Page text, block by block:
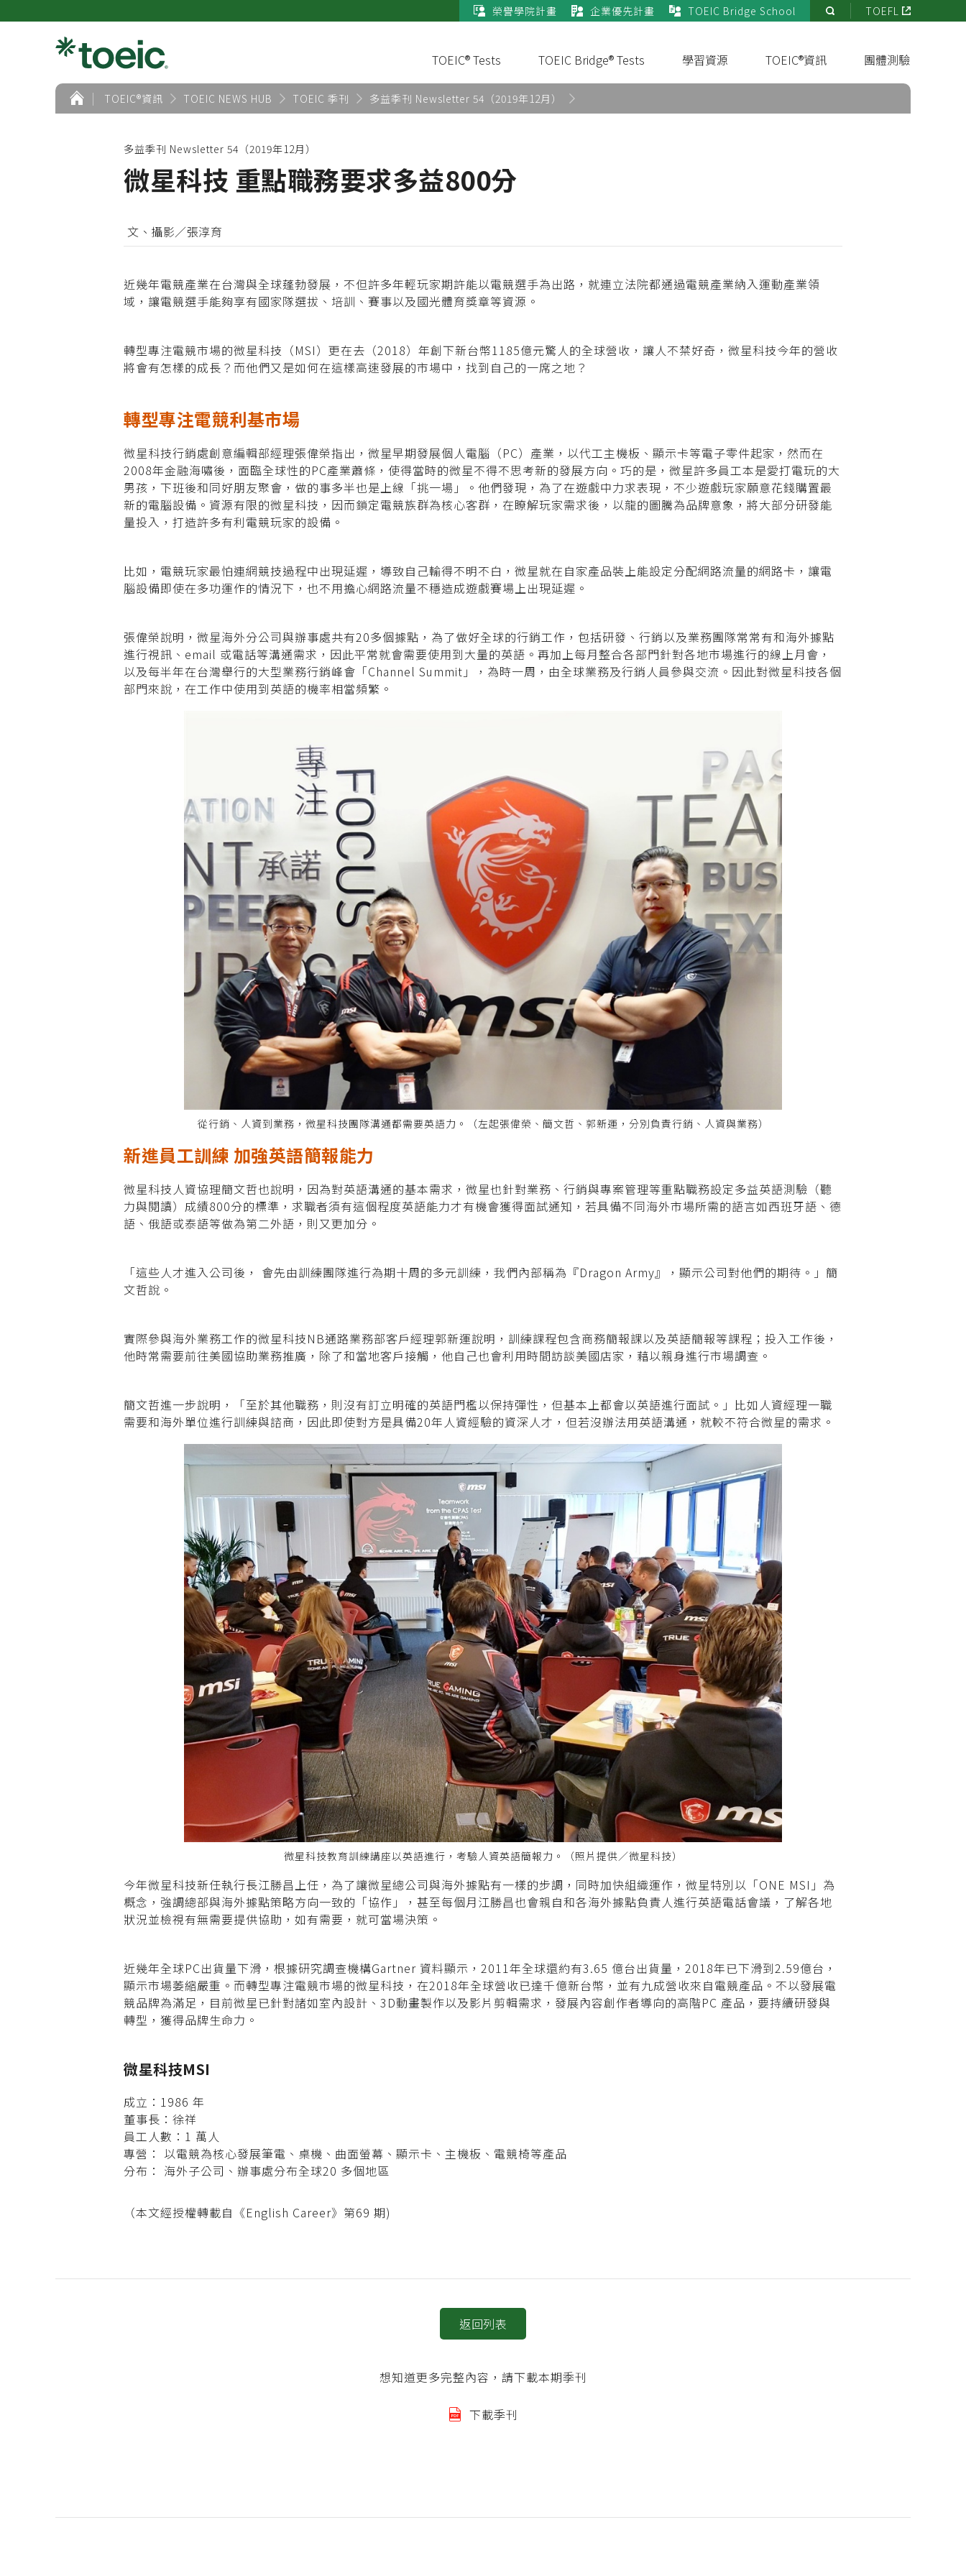
榮譽學院計畫 企業優先計畫 TOEIC Bridge School
站
TOEFL
TOEIC® Tests TOEIC Bridge® Tests 學習資源 TOEIC®資訊 團體測驗
首
頁
TOEIC®資訊 TOEIC NEWS HUB TOEIC 季刊 多益季刊 Newsletter 54（2019年12月）
多益季刊 Newsletter 54（2019年12月）
微星科技 重點職務要求多益800分
文、攝影／張淳育
近幾年電競產業在台灣與全球蓬勃發展，不但許多年輕玩家期許能以電競選手為出路，就連立法院都通過電競產業納入運動產業領
域，讓電競選手能夠享有國家隊選拔、培訓、賽事以及國光體育獎章等資源。
轉型專注電競市場的微星科技（MSI）更在去（2018）年創下新台幣1185億元驚人的全球營收，讓人不禁好奇，微星科技今年的營收
將會有怎樣的成長？而他們又是如何在這樣高速發展的市場中，找到自己的一席之地？
轉型專注電競利基市場
微星科技行銷處創意編輯部經理張偉榮指出，微星早期發展個人電腦（PC）產業，以代工主機板、顯示卡等電子零件起家，然而在
2008年金融海嘯後，面臨全球性的PC產業蕭條，使得當時的微星不得不思考新的發展方向。 巧的是，微星許多員工本是愛打電玩的大
男孩，下班後和同好朋友聚會，做的事多半也是上線「挑一場」。他們發現，為了在遊戲中力求表現，不少遊戲玩家願意花錢購置最
新的電腦設備。 資源有限的微星科技，因而鎖定電競族群為核心客群，在瞭解玩家需求後，以龍的圖騰為品牌意象，將大部分研發能
量投入，打造許多有利電競玩家的設備。
比如，電競玩家最怕連網競技過程中出現延遲，導致自己輸得不明不白，微星就在自家產品裝上能設定分配網路流量的網路卡，讓電
腦設備即使在多功運作的情況下，也不用擔心網路流量不穩造成遊戲賽場上出現延遲。
張偉榮說明，微星海外分公司與辦事處共有20多個據點，為了做好全球的行銷工作，包括研發、行銷以及業務團隊常常有和海外據點
進行視訊、email 或電話等溝通需求，因此平常就會需要使用到大量的英語。再加上每月整合各部門針對各地市場進行的線上月會，
以及每半年在台灣舉行的大型業務行銷峰會「Channel Summit」，為時一周，由全球業務及行銷人 員參與交流。因此對微星科技各個
部門來說， 在工作中使用到英語的機率相當頻繁。
從行銷、人資到業務，微星科技團隊溝通都需要英語力。（左起張偉榮、簡文哲、郭新運，分別負責行銷、人資與業務）
新進員工訓練 加強英語簡報能力
微星科技人資協理簡文哲也說明，因為對英語溝通的基本需求，微星也針對業務、行銷與專案管理等重點職務設定多益英語測驗（聽
力與閱讀）成績800分的標準，求職者須有這個程度英語能力才有機會獲得面試通知，若具備不同海外市場所需的語言如西班牙語、德
語、俄語或泰語等做為第二外語，則又更加分。
「這些人才進入公司後， 會先由訓練團隊進行為期十周的多元訓練，我們內部稱為『Dragon Army』，顯示公司對他們的期待。」簡
文哲說。
實際參與海外業務工作的微星科技NB通路業務部客戶經理郭新運說明，訓練課程包含商務簡報課以及英語簡報等課程；投入工作後，
他時常需要前往美國協助業務推廣，除了和當地客戶接觸，他自己也會利用時間訪談美國店家，藉以親身進行市場調查。
簡文哲進一步說明，「至於其他職務，則沒有訂立明確的英語門檻以保持彈性，但基本上都會以英語進行面試。」比如人資經理一職
需要和海外單位進行訓練與諮商，因此即使對方是具備20年人資經驗的資深人才，但若沒辦法用英語溝通，就較不符合微星的需求。
微星科技教育訓練講座以英語進行，考驗人資英語簡報力。（照片提供／微星科技）
今年微星科技新任執行長江勝昌上任，為了讓微星總公司與海外據點有一樣的步調，同時加快組織運作，微星特別以「ONE MSI」為
概念，強調總部與海外據點策略方向一致的「協作」，甚至每個月江勝昌也會親自和各海外據點負責人進行英語電話會議，了解各地
狀況並檢視有無需要提供協助，如有需要，就可當場決策。
近幾年全球PC出貨量下滑，根據研究調查機構Gartner 資料顯示，2011年全球還約有3.65 億台出貨量，2018年已下滑到2.59億台，
顯示市場萎縮嚴重。而轉型專注電競市場的微星科技，在2018年全球營收已達千億新台幣，並有九成營收來自電競產品。不以發展電
競品牌為滿足，目前微星已針對諸如室內設計、3D動畫製作以及影片剪輯需求，發展內容創作者導向的高階PC 產品，要持續研發與
轉型，獲得品牌生命力。
微星科技MSI
成立：1986 年
董事長：徐祥
員工人數：1 萬人
專營： 以電競為核心發展筆電、桌機、曲面螢幕、顯示卡、主機板、電競椅等產品
分布： 海外子公司、辦事處分布全球20 多個地區
（本文經授權轉載自《English Career》第69 期)
返回列表
想知道更多完整內容，請下載本期季刊
下載季刊